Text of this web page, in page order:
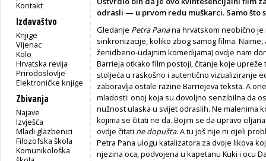
Kontakt
Izdavaštvo
Knjige
Vijenac
Kolo
Hrvatska revija
Prirodoslovlje
Elektroničke knjige
Zbivanja
Najave
Izvješća
Mladi glazbenici
Filozofska škola
Komunikološka
odrasli — u prvom redu muškarci. Samo što
Gledanje Petra Panana hrvatskom neobično
sinkronizacije, koliko zbog samog filma.
ženidbeno-udajnim komedijama) ovdje nam
Barrieja otkako film postoji, čitanje koje
stoljeća u raskošno i autentično vizualiziranje
zaboravlja ostale razine Barriejeva teksta. A
mladosti: onoj koja su dovoljno senzibilna da
nužnost ulaska u svijet odraslih. Ne malenima
kojima se čitati ne da. Bojim se da upravo
ovdje čitati ne dopušta. A tu još nije ni cijeli
Petra Pana ulogu katalizatora za dvoje likova
njezina oca, podvojena u kapetanu Kuki i ocu